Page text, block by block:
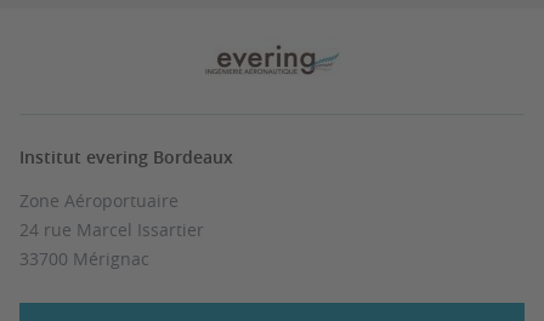
Institut evering Bordeaux
Zone Aéroportuaire
24 rue Marcel Issartier
33700 Mérignac